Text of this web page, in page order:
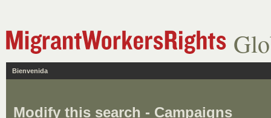
Bienvenida
Modify this search - Campaigns